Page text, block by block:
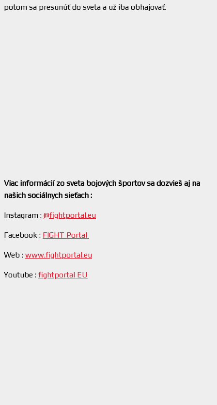
potom sa presunúť do sveta a už iba obhajovať.
Viac informácií zo sveta bojových športov sa dozvieš aj na
našich sociálnych sieťach :
Instagram : @fightportal.eu
Facebook : FIGHT Portal
Web : www.fightportal.eu
Youtube : fightportal EU